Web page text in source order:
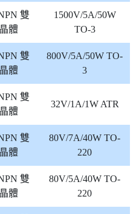
雙
體
1500V/5A/50W
TO-3
雙
體
800V/5A/50W TO-
3
雙
體
32V/1A/1W ATR
雙
體
80V/7A/40W TO-
220
雙
體
80V/5A/40W TO-
220